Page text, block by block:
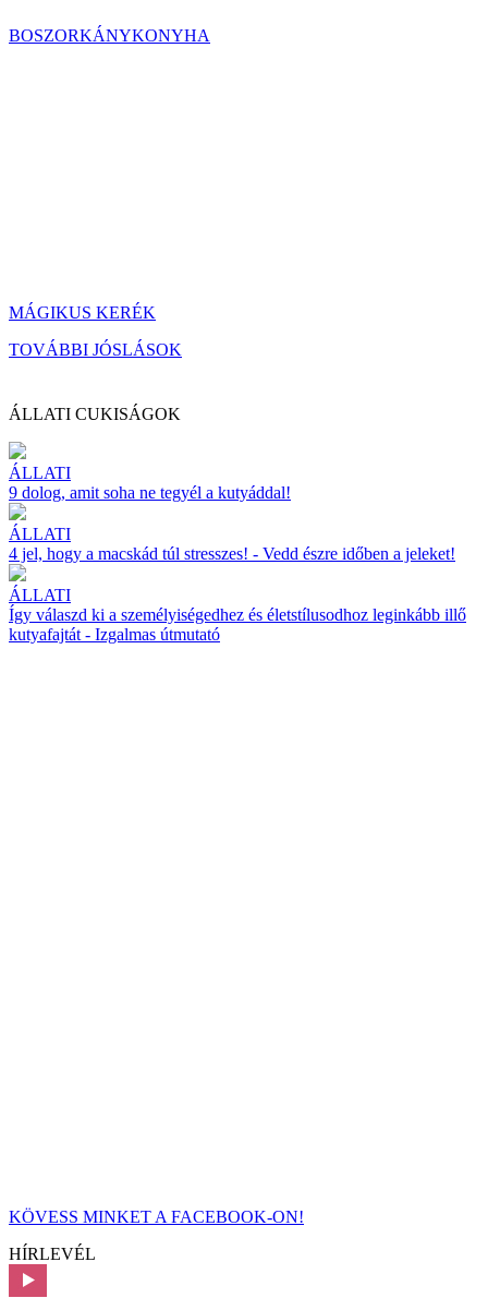
BOSZORKÁNYKONYHA
MÁGIKUS KERÉK
TOVÁBBI JÓSLÁSOK
ÁLLATI CUKISÁGOK
ÁLLATI
9 dolog, amit soha ne tegyél a kutyáddal!
ÁLLATI
4 jel, hogy a macskád túl stresszes! - Vedd észre időben a jeleket!
ÁLLATI
Így válaszd ki a személyiségedhez és életstílusodhoz leginkább illő
kutyafajtát - Izgalmas útmutató
KÖVESS MINKET A FACEBOOK-ON!
HÍRLEVÉL